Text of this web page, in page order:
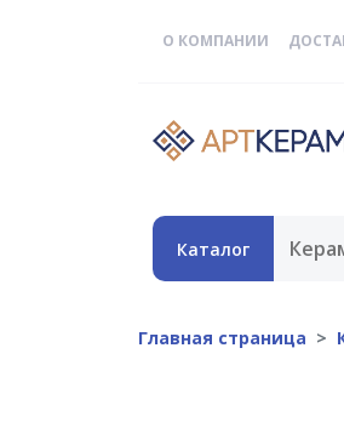
О КОМПАНИИ
Каталог
Главная страница